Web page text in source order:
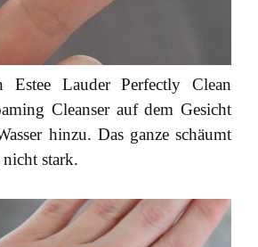
Estee Lauder Perfectly Clean
Cleanser auf dem Gesicht
hinzu. Das ganze schäumt
nicht stark.